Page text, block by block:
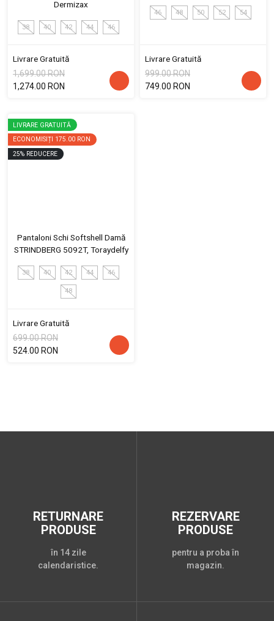
Dermizax
38 40 42 44 46
Livrare Gratuită
1,699.00 RON
1,274.00 RON
46 48 50 52 54
Livrare Gratuită
999.00 RON
749.00 RON
LIVRARE GRATUITĂ
ECONOMISIȚI 175.00 RON
25% REDUCERE
Pantaloni Schi Softshell Damă
STRINDBERG 5092T, Toraydelfy
38 40 42 44 46
48
Livrare Gratuită
699.00 RON
524.00 RON
RETURNARE
PRODUSE
în 14 zile
calendaristice.
REZERVARE
PRODUSE
pentru a proba în
magazin.